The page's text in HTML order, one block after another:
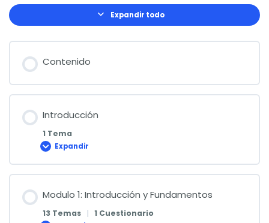
Expandir todo
Lecciones
Contenido
Introducción
1 Tema
Expandir
Introducción
Modulo 1: Introducción y Fundamentos
13 Temas | 1 Cuestionario